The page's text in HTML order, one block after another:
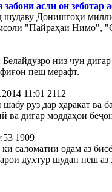
асли он зеботар
Донишгоҳи
"Пайраҳаи
низ чун
пеш мерафт.
11:01 2112
рӯз дар ҳаракат ва
ва дигар моддаҳои
1909
саломатии одам аз
духтур шудан пеш аз